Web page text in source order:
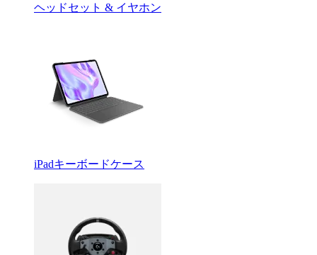
ヘッドセット & イヤホン
iPadキーボードケース